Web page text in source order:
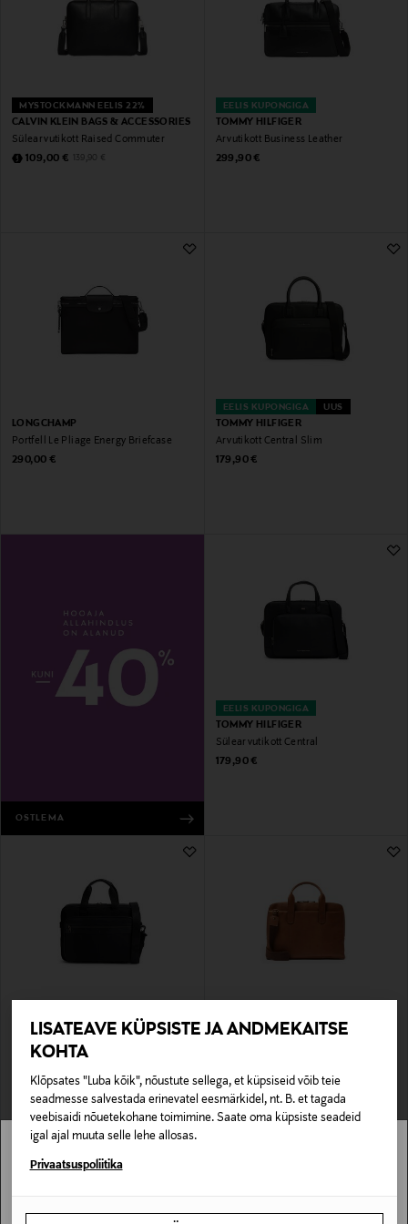
LISATEAVE KÜPSISTE JA ANDMEKAITSE
KOHTA
Klõpsates "Luba kõik", nõustute sellega, et küpsiseid võib teie
seadmesse salvestada erinevatel eesmärkidel, nt. B. et tagada
veebisaidi nõuetekohane toimimine. Saate oma küpsiste seadeid
igal ajal muuta selle lehe allosas.
Privaatsuspoliitika
MYSTOCKMANN EELIS 22%
CALVIN KLEIN BAGS & ACCESSORIES
Sülearvutikott Raised Commuter
Discounted Price
109,00 € Original Price
139,90 €
EELIS KUPONGIGA
TOMMY HILFIGER
Arvutikott Business Leather
Original Price
299,90 €
LONGCHAMP
Portfell Le Pliage Energy Briefcase
Original Price
290,00 €
EELIS KUPONGIGA UUS
TOMMY HILFIGER
Arvutikott Central Slim
Original Price
179,90 €
OSTLEMA
EELIS KUPONGIGA
TOMMY HILFIGER
Sülearvutikott Central
Original Price
179,90 €
TOMMY HILFIGER
Sülearvutikott Repreve
SDLR
Stockmann pole Sinu riigis saadaval.